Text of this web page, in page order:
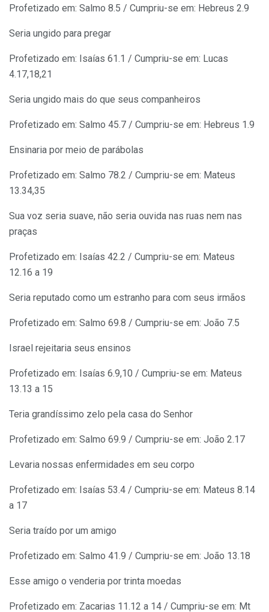
Profetizado em: Salmo 8.5 / Cumpriu-se em: Hebreus 2.9
Seria ungido para pregar
Profetizado em: Isaías 61.1 / Cumpriu-se em: Lucas
4.17,18,21
Seria ungido mais do que seus companheiros
Profetizado em: Salmo 45.7 / Cumpriu-se em: Hebreus 1.9
Ensinaria por meio de parábolas
Profetizado em: Salmo 78.2 / Cumpriu-se em: Mateus
13.34,35
Sua voz seria suave, não seria ouvida nas ruas nem nas
praças
Profetizado em: Isaías 42.2 / Cumpriu-se em: Mateus
12.16 a 19
Seria reputado como um estranho para com seus irmãos
Profetizado em: Salmo 69.8 / Cumpriu-se em: João 7.5
Israel rejeitaria seus ensinos
Profetizado em: Isaías 6.9,10 / Cumpriu-se em: Mateus
13.13 a 15
Teria grandíssimo zelo pela casa do Senhor
Profetizado em: Salmo 69.9 / Cumpriu-se em: João 2.17
Levaria nossas enfermidades em seu corpo
Profetizado em: Isaías 53.4 / Cumpriu-se em: Mateus 8.14
a 17
Seria traído por um amigo
Profetizado em: Salmo 41.9 / Cumpriu-se em: João 13.18
Esse amigo o venderia por trinta moedas
Profetizado em: Zacarias 11.12 a 14 / Cumpriu-se em: Mt